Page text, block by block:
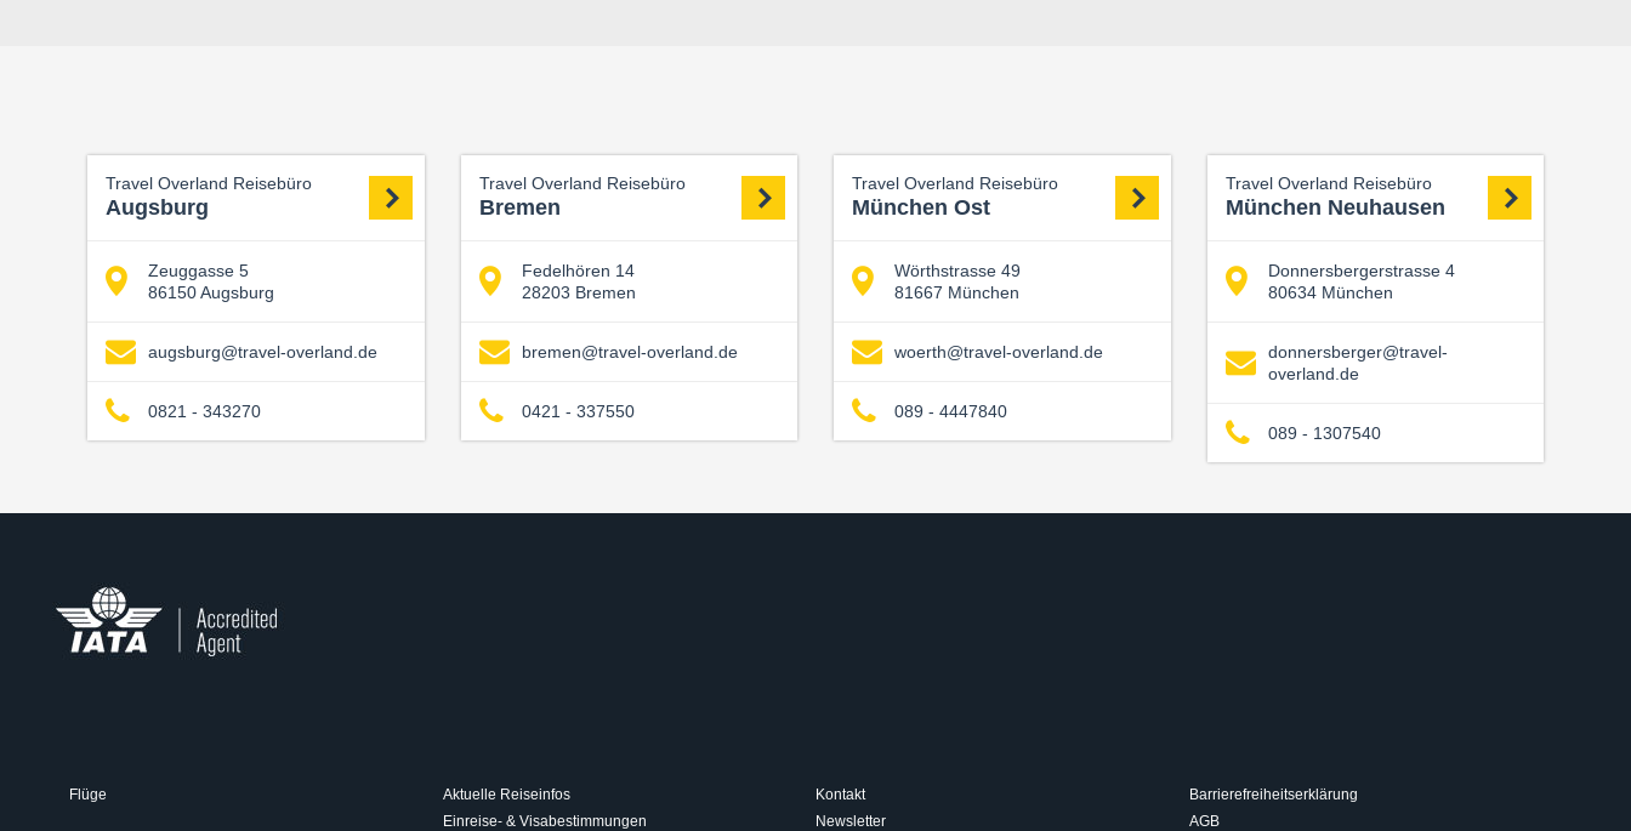
Travel Overland Reisebüro
Augsburg
Zeuggasse 5
86150 Augsburg
augsburg@travel-overland.de
0821 - 343270
Travel Overland Reisebüro
Bremen
Fedelhören 14
28203 Bremen
bremen@travel-overland.de
0421 - 337550
Travel Overland Reisebüro
München Ost
Wörthstrasse 49
81667 München
woerth@travel-overland.de
089 - 4447840
Travel Overland Reisebüro
München Neuhausen
Donnersbergerstrasse 4
80634 München
donnersberger@travel-
overland.de
089 - 1307540
Flüge
Aktuelle Reiseinfos
Einreise- & Visabestimmungen
Kontakt
Newsletter
Barrierefreiheitserklärung
AGB